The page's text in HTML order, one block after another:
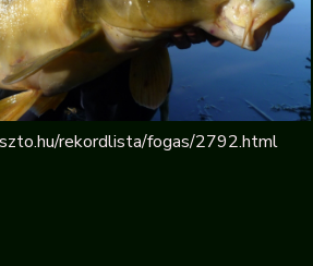
rekordlista/fogas/2792.html